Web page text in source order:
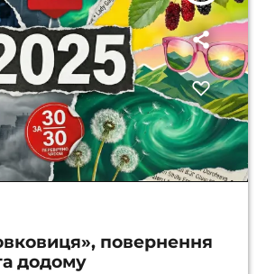
повернення
додому